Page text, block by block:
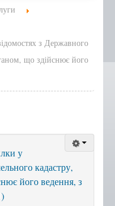
з Державного
що здійснює його
у
кадастру,
його ведення, з